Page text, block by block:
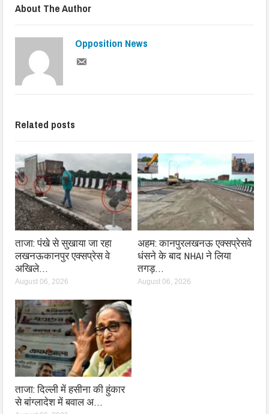
About The Author
Opposition News
Related posts
ताजा: पंखे से सुखाया जा रहा
लखनऊकानपुर एक्सप्रेस वे
अखिले…
August 06, 2026
अहम: कानपुरलखनऊ एक्सप्रेसवे
धंसने के बाद NHAI ने लिया
तगड़…
August 06, 2026
ताजा: दिल्ली में हसीना की हुंकार
से बांग्लादेश में बवाल अ…